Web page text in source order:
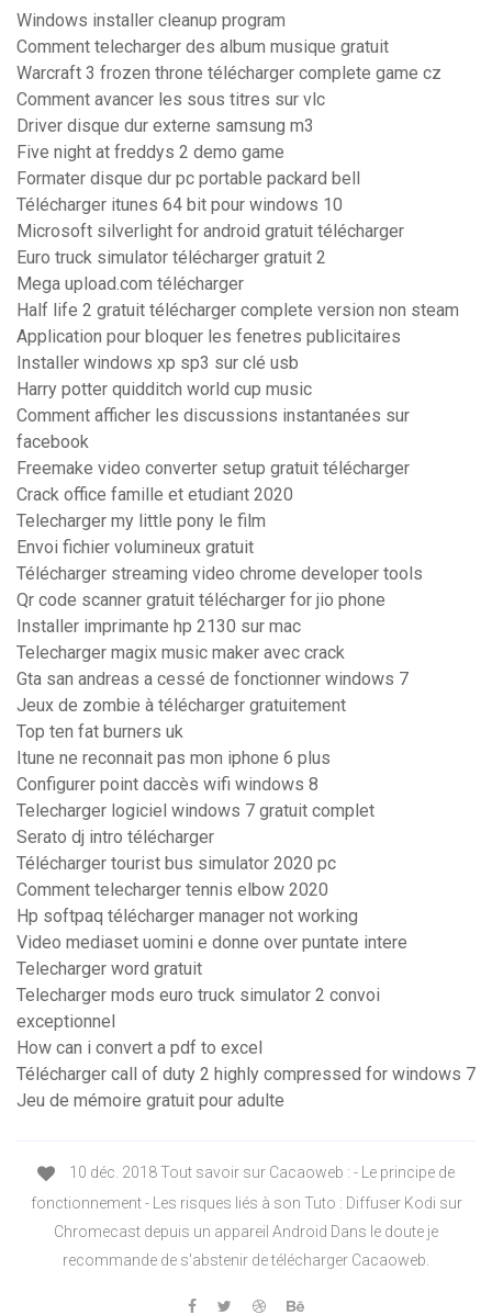
Windows installer cleanup program
Comment telecharger des album musique gratuit
Warcraft 3 frozen throne télécharger complete game cz
Comment avancer les sous titres sur vlc
Driver disque dur externe samsung m3
Five night at freddys 2 demo game
Formater disque dur pc portable packard bell
Télécharger itunes 64 bit pour windows 10
Microsoft silverlight for android gratuit télécharger
Euro truck simulator télécharger gratuit 2
Mega upload.com télécharger
Half life 2 gratuit télécharger complete version non steam
Application pour bloquer les fenetres publicitaires
Installer windows xp sp3 sur clé usb
Harry potter quidditch world cup music
Comment afficher les discussions instantanées sur
facebook
Freemake video converter setup gratuit télécharger
Crack office famille et etudiant 2020
Telecharger my little pony le film
Envoi fichier volumineux gratuit
Télécharger streaming video chrome developer tools
Qr code scanner gratuit télécharger for jio phone
Installer imprimante hp 2130 sur mac
Telecharger magix music maker avec crack
Gta san andreas a cessé de fonctionner windows 7
Jeux de zombie à télécharger gratuitement
Top ten fat burners uk
Itune ne reconnait pas mon iphone 6 plus
Configurer point daccès wifi windows 8
Telecharger logiciel windows 7 gratuit complet
Serato dj intro télécharger
Télécharger tourist bus simulator 2020 pc
Comment telecharger tennis elbow 2020
Hp softpaq télécharger manager not working
Video mediaset uomini e donne over puntate intere
Telecharger word gratuit
Telecharger mods euro truck simulator 2 convoi
exceptionnel
How can i convert a pdf to excel
Télécharger call of duty 2 highly compressed for windows 7
Jeu de mémoire gratuit pour adulte
10 déc. 2018 Tout savoir sur Cacaoweb : - Le principe de
fonctionnement - Les risques liés à son Tuto : Diffuser Kodi sur
Chromecast depuis un appareil Android Dans le doute je
recommande de s'abstenir de télécharger Cacaoweb.